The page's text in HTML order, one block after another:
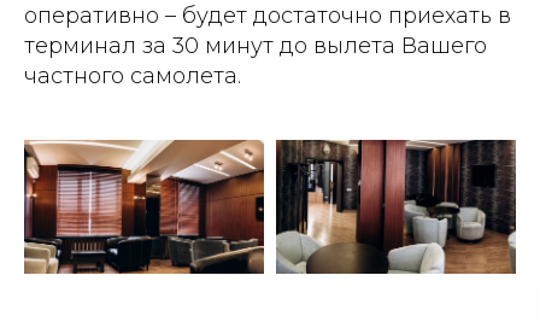
оперативно – будет достаточно приехать в
терминал за 30 минут до вылета Вашего
частного самолета.